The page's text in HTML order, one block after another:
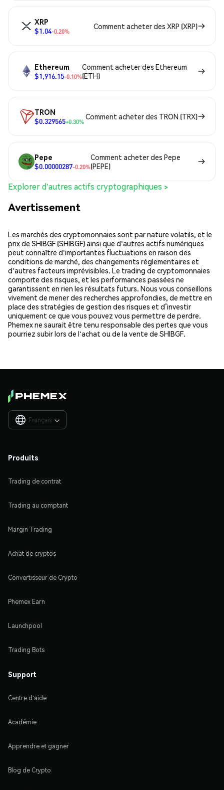
XRP
$1.04-0.20%
Comment acheter des XRP (XRP)
Ethereum
$1,916.15-0.10%
Comment acheter des Ethereum
(ETH)
TRON
$0.329565+0.30%
Comment acheter des TRON (TRX)
Pepe
$0.00000287-0.20%
Comment acheter des Pepe
(PEPE)
Explorer d'autres actifs cryptographiques >
Avertissement
Les marchés des cryptomonnaies sont par nature volatils, et le
prix de SHIBGF (SHIBGF) ainsi que d'autres actifs numériques
peut connaître d'importantes fluctuations en raison des
conditions de marché, des changements réglementaires et
d'autres facteurs imprévisibles. Le trading de cryptomonnaies
comporte des risques, et les performances passées ne
garantissent en rien les résultats futurs. Nous vous conseillons
vivement de mener des recherches approfondies, de mettre en
place des stratégies de gestion des risques et d’investir
uniquement ce que vous pouvez vous permettre de perdre.
Phemex ne saurait être tenu responsable des pertes que vous
pourriez subir lors de l'achat ou de la vente de SHIBGF.
Français 
Produits
Trading de contrat
Trading au comptant
Margin Trading
Achat de cryptos
Convertisseur de Crypto
Phemex Earn
Launchpool
Trading Bots
Support
Centre d'aide
Académie
Apprendre et gagner
Blog de Crypto